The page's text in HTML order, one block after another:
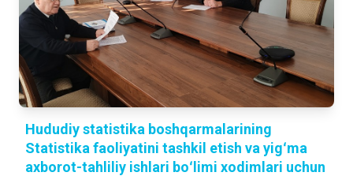
Hududiy statistika boshqarmalarining
Statistika faoliyatini tashkil etish va yigʻma
axborot-tahliliy ishlari boʻlimi xodimlari uchun